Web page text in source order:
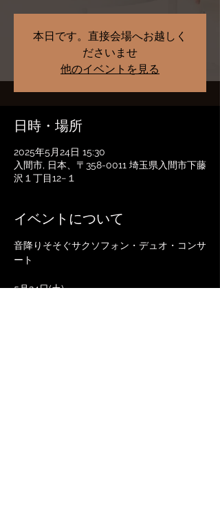
本日です。直接会場へお越しく
ださいませ
他のイベントを見る
日時・場所
2025年5月24日 15:30
入間市, 日本、〒358-0011 埼玉県入間市下藤
沢１丁目12−１
イベントについて
音降りそそぐサクソフォン・デュオ・コンサ
ート
5月24日(土)